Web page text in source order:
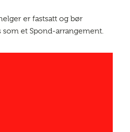
er fastsatt og bør
som et Spond-arrangement.